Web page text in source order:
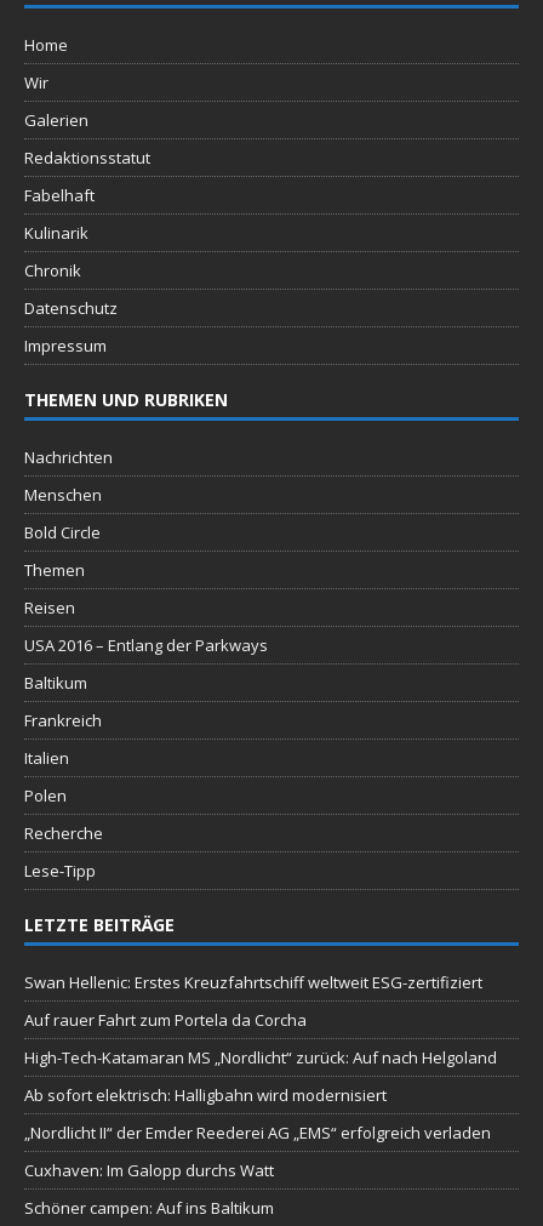
Home
Wir
Galerien
Redaktionsstatut
Fabelhaft
Kulinarik
Chronik
Datenschutz
Impressum
THEMEN UND RUBRIKEN
Nachrichten
Menschen
Bold Circle
Themen
Reisen
USA 2016 – Entlang der Parkways
Baltikum
Frankreich
Italien
Polen
Recherche
Lese-Tipp
LETZTE BEITRÄGE
Swan Hellenic: Erstes Kreuzfahrtschiff weltweit ESG-zertifiziert
Auf rauer Fahrt zum Portela da Corcha
High-Tech-Katamaran MS „Nordlicht“ zurück: Auf nach Helgoland
Ab sofort elektrisch: Halligbahn wird modernisiert
„Nordlicht II“ der Emder Reederei AG „EMS“ erfolgreich verladen
Cuxhaven: Im Galopp durchs Watt
Schöner campen: Auf ins Baltikum